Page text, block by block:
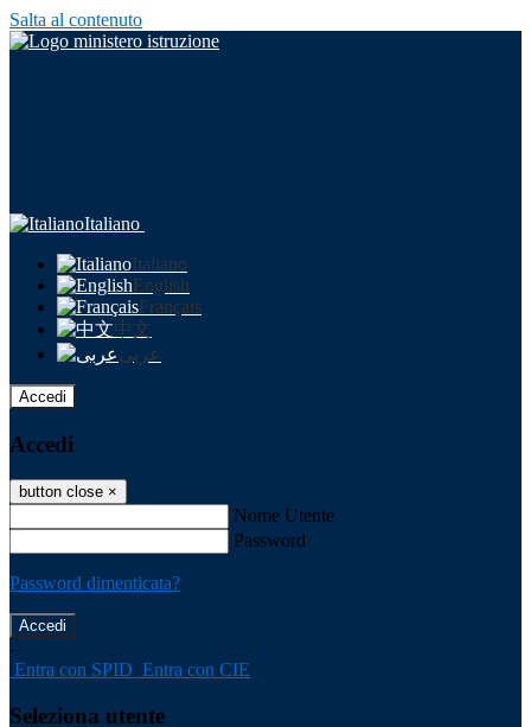
Salta al contenuto
Italiano
Italiano
English
Français
中文
عربى
Accedi
Accedi
button close ×
Nome Utente
Password
Password dimenticata?
-
Entra con SPID Entra con CIE
Seleziona utente